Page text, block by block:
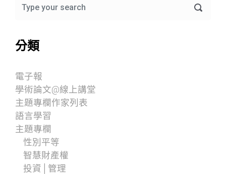
分類
電子報
學術論文@線上講堂
主題專欄作家列表
語言學習
主題專欄
性別平等
智慧財產權
投資│管理